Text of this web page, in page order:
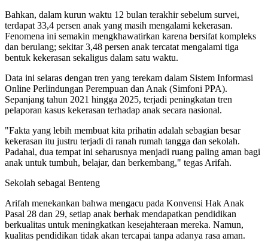
Bahkan, dalam kurun waktu 12 bulan terakhir sebelum survei,
terdapat 33,4 persen anak yang masih mengalami kekerasan.
Fenomena ini semakin mengkhawatirkan karena bersifat kompleks
dan berulang; sekitar 3,48 persen anak tercatat mengalami tiga
bentuk kekerasan sekaligus dalam satu waktu.
Data ini selaras dengan tren yang terekam dalam Sistem Informasi
Online Perlindungan Perempuan dan Anak (Simfoni PPA).
Sepanjang tahun 2021 hingga 2025, terjadi peningkatan tren
pelaporan kasus kekerasan terhadap anak secara nasional.
"Fakta yang lebih membuat kita prihatin adalah sebagian besar
kekerasan itu justru terjadi di ranah rumah tangga dan sekolah.
Padahal, dua tempat ini seharusnya menjadi ruang paling aman bagi
anak untuk tumbuh, belajar, dan berkembang," tegas Arifah.
Sekolah sebagai Benteng
Arifah menekankan bahwa mengacu pada Konvensi Hak Anak
Pasal 28 dan 29, setiap anak berhak mendapatkan pendidikan
berkualitas untuk meningkatkan kesejahteraan mereka. Namun,
kualitas pendidikan tidak akan tercapai tanpa adanya rasa aman.